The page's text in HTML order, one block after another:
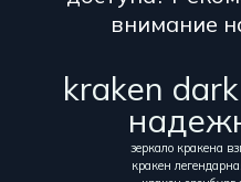
внимание
kraken
зеркало кракена
кракен